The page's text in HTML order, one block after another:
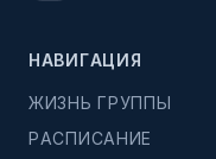
НАВИГАЦИЯ
ЖИЗНЬ ГРУППЫ
РАСПИСАНИЕ